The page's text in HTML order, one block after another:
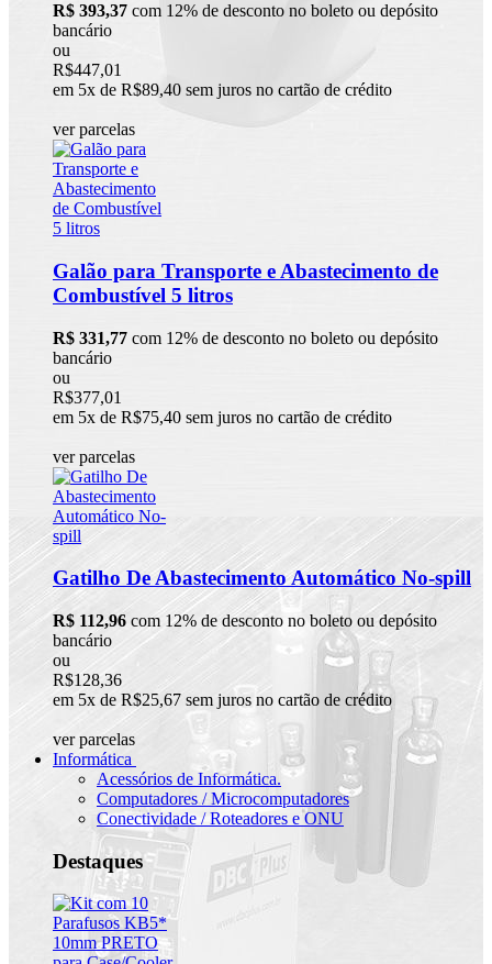
R$ 393,37 com 12% de desconto no boleto ou depósito
bancário
ou
R$447,01
em 5x de R$89,40 sem juros no cartão de crédito
ver parcelas
Galão para Transporte e Abastecimento de
Combustível 5 litros
R$ 331,77 com 12% de desconto no boleto ou depósito
bancário
ou
R$377,01
em 5x de R$75,40 sem juros no cartão de crédito
ver parcelas
Gatilho De Abastecimento Automático No-spill
R$ 112,96 com 12% de desconto no boleto ou depósito
bancário
ou
R$128,36
em 5x de R$25,67 sem juros no cartão de crédito
ver parcelas
Informática
Acessórios de Informática.
Computadores / Microcomputadores
Conectividade / Roteadores e ONU
Destaques